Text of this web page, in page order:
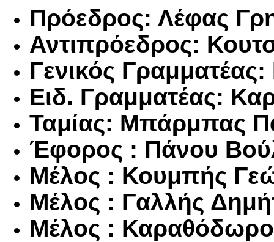
Πρόεδρος: Λέφας
Αντιπρόεδρος:
Γενικός
Ειδ. Γραμματέας:
Ταμίας: Μπάρμπας
Έφορος : Πάνου
Μέλος : Κουμπής
Μέλος : Γαλλής
Μέλος :